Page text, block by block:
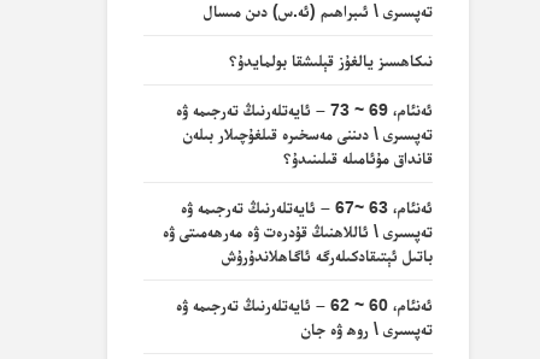
تەپسىرى \ ئىبراھىم (ئە.س) دىن مىسال
نىكاھسىز يالغۇز قېلىشقا بولمايدۇ؟
ئەنئام، 69 ~ 73 – ئايەتلەرنىڭ تەرجىمە ۋە
تەپسىرى \ دىننى مەسخىرە قىلغۇچىلار بىلەن
قانداق مۇئامىلە قىلىنىدۇ؟
ئەنئام، 63 ~67 – ئايەتلەرنىڭ تەرجىمە ۋە
تەپسىرى \ ئاللاھنىڭ قۇدرەت ۋە مەرھەمىتى ۋە
باتىل ئېتىقادكىلەرگە ئاگاھلاندۇرۇش
ئەنئام، 60 ~ 62 – ئايەتلەرنىڭ تەرجىمە ۋە
تەپسىرى \ روھ ۋە جان